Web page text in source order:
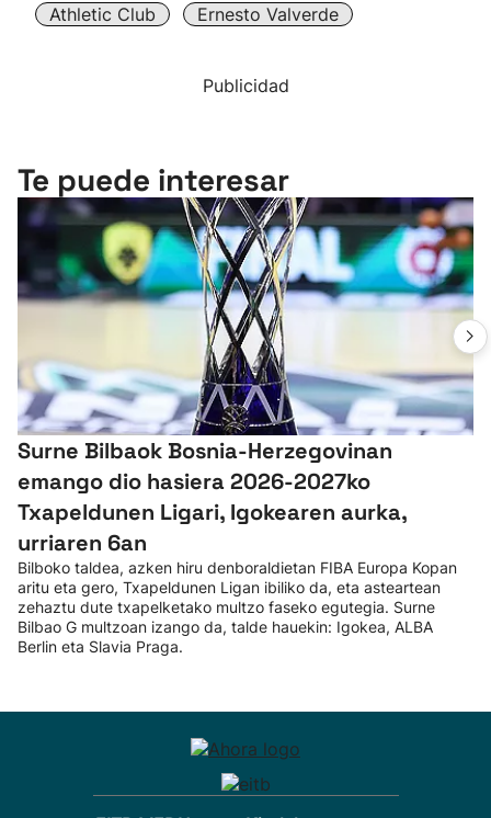
Athletic Club
Ernesto Valverde
Publicidad
Te puede interesar
Surne Bilbaok Bosnia-Herzegovinan
emango dio hasiera 2026-2027ko
Txapeldunen Ligari, Igokearen aurka,
urriaren 6an
Bilboko taldea, azken hiru denboraldietan FIBA Europa Kopan
aritu eta gero, Txapeldunen Ligan ibiliko da, eta asteartean
zehaztu dute txapelketako multzo faseko egutegia. Surne
Bilbao G multzoan izango da, talde hauekin: Igokea, ALBA
Berlin eta Slavia Praga.